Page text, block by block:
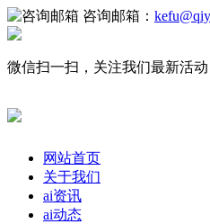
咨询邮箱：
微信扫一扫，关注我们最新活动
网站首页
关于我们
ai资讯
ai动态